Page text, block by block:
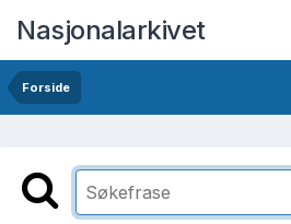
Nasjonalarkivet
Forside